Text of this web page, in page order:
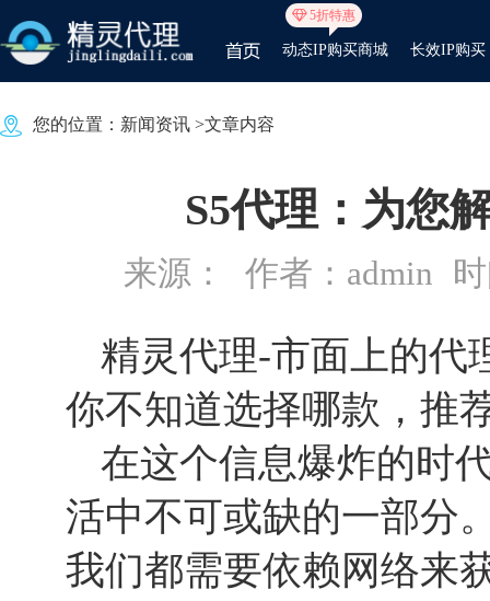
5折特惠
动态IP购买商城 长效IP购买
您的位置： 新闻资讯 >文章内容
S5代理：为您
来源： 作者：admin
精灵代理-市面上的代
你不知道选择哪款，推
在这个信息爆炸的时
活中不可或缺的一部分
我们都需要依赖网络来